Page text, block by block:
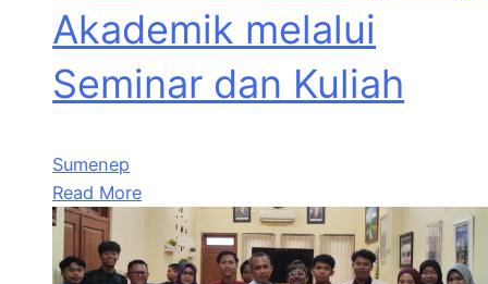
Akademik melalui
Seminar dan Kuliah
Sumenep
Read More